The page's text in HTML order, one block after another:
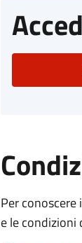
Per
e le condizioni